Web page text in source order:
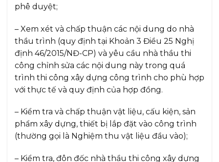
phê duyệt;
– Xem xét và chấp thuận các nội dung do nhà
thầu trình (quy định tại Khoản 3 Điều 25 Nghị
định 46/2015/NĐ-CP) và yêu cầu nhà thầu thi
công chỉnh sửa các nội dung này trong quá
trình thi công xây dựng công trình cho phù hợp
với thực tế và quy định của hợp đồng.
– Kiểm tra và chấp thuận vật liệu, cấu kiện, sản
phẩm xây dựng, thiết bị lắp đặt vào công trình
(thường gọi là Nghiệm thu vật liệu đầu vào);
– Kiểm tra, đôn đốc nhà thầu thi công xây dựng